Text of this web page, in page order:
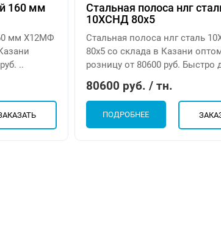
160 мм
мм Х12МФ
..
Стальная полоса нлг
10ХСНД 80х5
Стальная полоса нлг сталь
80х5 со склада в Казани
розницу от 80600 руб. Быстро
80600 руб. / тн.
ПОДРОБНЕЕ